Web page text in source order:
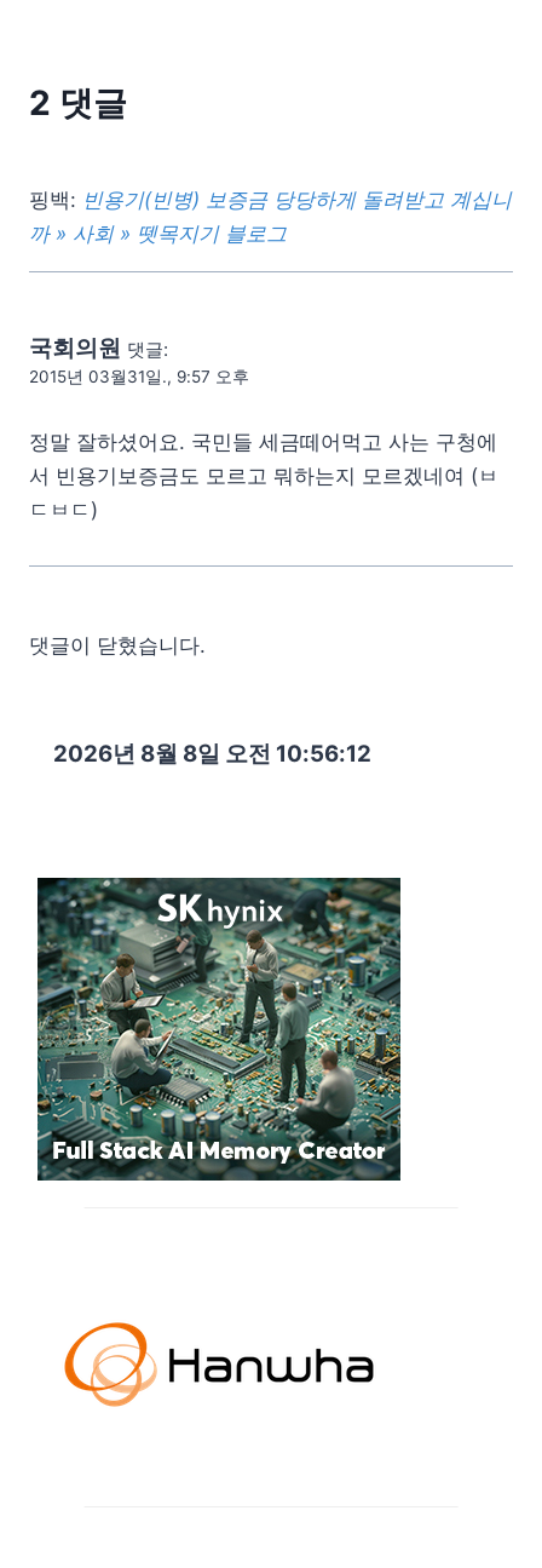
2 댓글
핑백: 빈용기(빈병) 보증금 당당하게 돌려받고 계십니
까 » 사회 » 뗏목지기 블로그
국회의원 댓글:
2015년 03월31일., 9:57 오후
정말 잘하셨어요. 국민들 세금떼어먹고 사는 구청에
서 빈용기보증금도 모르고 뭐하는지 모르겠네여 (ㅂ
ㄷㅂㄷ)
댓글이 닫혔습니다.
2026년 8월 8일 오전 10:56:14